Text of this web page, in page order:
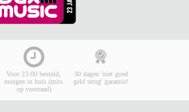
Voor 23:00 besteld,
morgen in huis (mits
op voorraad)
30 dagen 'niet goed
geld terug' garantie!